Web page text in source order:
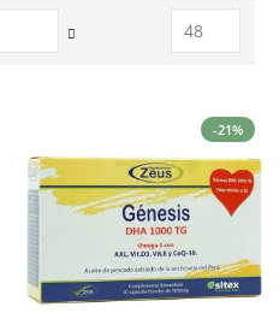
Fijar
-21%